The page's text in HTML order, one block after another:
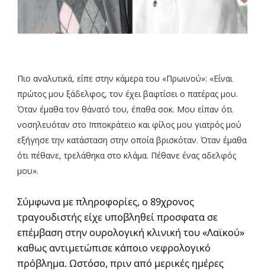
Πιο αναλυτικά, είπε στην κάμερα του «Πρωινού»: «Είναι
πρώτος μου ξάδελφος, τον έχει βαφτίσει ο πατέρας μου.
Όταν έμαθα τον θάνατό του, έπαθα σοκ. Μου είπαν ότι
νοσηλευόταν στο Ιπποκράτειο και φίλος μου γιατρός μού
εξήγησε την κατάσταση στην οποία βρισκόταν. Όταν έμαθα
ότι πέθανε, τρελάθηκα στο κλάμα. Πέθανε ένας αδελφός
μου».
Σύμφωνα με πληροφορίες, ο 89χρονος
τραγουδιστής είχε υποβληθεί προσφατα σε
επέμβαση στην ουρολογική κλινική του «Λαϊκού»
καθως αντιμετώπισε κάποιο νεφρολογικό
πρόβλημα. Ωστόσο, πριν από μερικές ημέρες